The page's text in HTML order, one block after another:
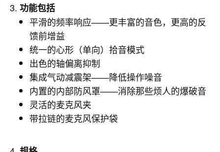
3. 功能包括
平滑的频率响应——更丰富的音色，更高的反
馈前增益
统一的心形（单向）拾音模式
出色的轴偏离抑制
集成气动减震架——降低操作噪音
内置的内部防风罩——消除那些烦人的爆破音
灵活的麦克风夹
带拉链的麦克风保护袋